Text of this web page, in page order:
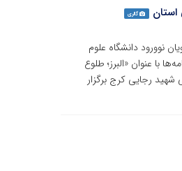
گالری
ویژه دانشجویان نوورود دانشگاه علوم
با عنوان «البرز؛ طلوع
تفریحی و ورزشی شهید رجایی کرج برگزار